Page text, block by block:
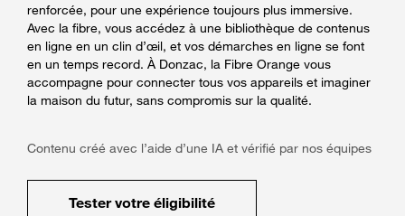
renforcée, pour une expérience toujours plus immersive.
Avec la fibre, vous accédez à une bibliothèque de contenus
en ligne en un clin d’œil, et vos démarches en ligne se font
en un temps record. À Donzac, la Fibre Orange vous
accompagne pour connecter tous vos appareils et imaginer
la maison du futur, sans compromis sur la qualité.
Contenu créé avec l’aide d’une IA et vérifié par nos équipes
Tester votre éligibilité